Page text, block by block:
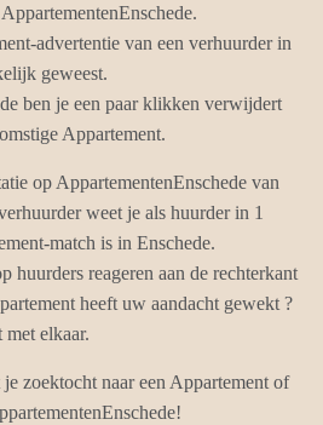
advertentie van een verhuurder in
geweest.
ben je een paar klikken verwijdert
Appartement.
op AppartementenEnschede van
weet je als huurder in 1
match is in Enschede.
huurders reageren aan de rechterkant
heeft uw aandacht gewekt ?
met elkaar.
zoektocht naar een Appartement of